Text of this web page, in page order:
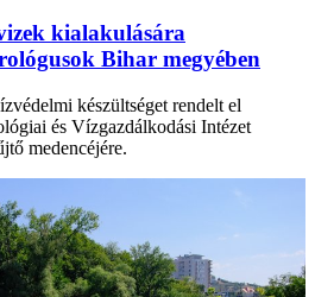
kialakulására
Bihar megyében
készültséget rendelt el
és Vízgazdálkodási Intézet
medencéjére.